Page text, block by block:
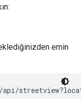
emin